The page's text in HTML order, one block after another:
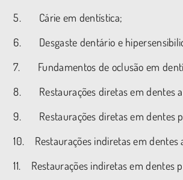
5. Cárie em dentística;
6. Desgaste dentário e
7. Fundamentos de oclusão em
8. Restaurações diretas em dentes
9. Restaurações diretas em dentes
10. Restaurações indiretas em dentes
11. Restaurações indiretas em dentes